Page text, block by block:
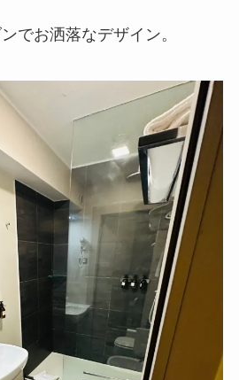
でお洒落なデザイン。